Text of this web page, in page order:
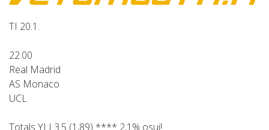
TI 20.1.
22.00
Real Madrid
AS Monaco
UCL
Totals YLI 3.5 (1,89) **** 2,1% osui!